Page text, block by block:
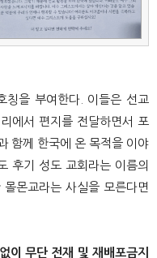
칭을 부여한다. 이들은 선교
에서 편지를 전달하면서 포
함께 한국에 온 목적을 이야
후기 성도 교회라는 이름의
몬교라는 사실을 모른다면
이 무단 전재 및 재배포금지